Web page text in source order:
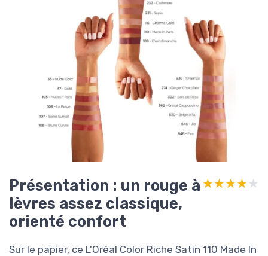
Présentation : un rouge à
lèvres assez classique,
orienté confort
★★★★★
★★★★★
Sur le papier, ce L'Oréal Color Riche Satin 110 Made In